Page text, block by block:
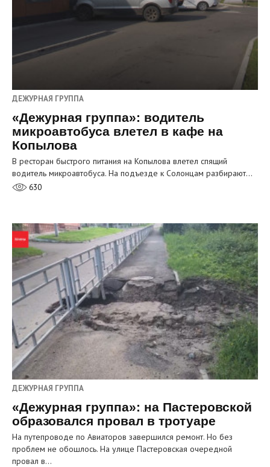
ДЕЖУРНАЯ ГРУППА
«Дежурная группа»: водитель
микроавтобуса влетел в кафе на
Копылова
В ресторан быстрого питания на Копылова влетел спящий
водитель микроавтобуса. На подъезде к Солонцам разбирают…
630
ДЕЖУРНАЯ ГРУППА
«Дежурная группа»: на Пастеровской
образовался провал в тротуаре
На путепроводе по Авиаторов завершился ремонт. Но без
проблем не обошлось. На улице Пастеровская очередной
провал в…